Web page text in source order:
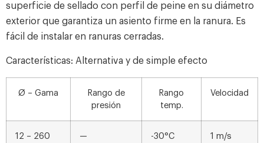
superficie de sellado con perfil de peine en su diámetro
exterior que garantiza un asiento firme en la ranura. Es
fácil de instalar en ranuras cerradas.
Características: Alternativa y de simple efecto
Ø – Gama
Rango de
presión
Rango
temp.
Velocidad
12 – 260
—
-30°C
1 m/s